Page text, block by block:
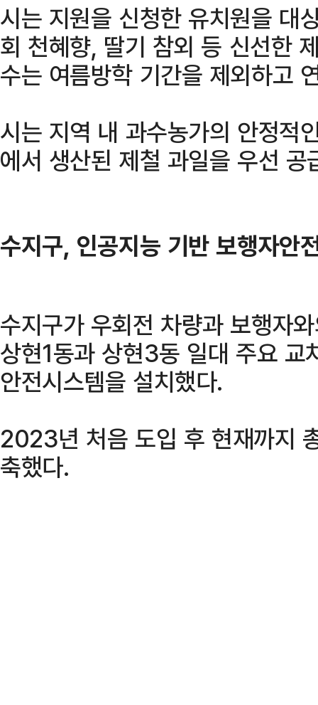
시는 지원을 신청한 유치원을 대
회 천혜향, 딸기 참외 등 신선한
수는 여름방학 기간을 제외하고
시는 지역 내 과수농가의 안정적
에서 생산된 제철 과일을 우선 공
수지구, 인공지능 기반 보행자안
수지구가 우회전 차량과 보행자
상현1동과 상현3동 일대 주요
안전시스템을 설치했다.
2023년 처음 도입 후 현재까지
축했다.